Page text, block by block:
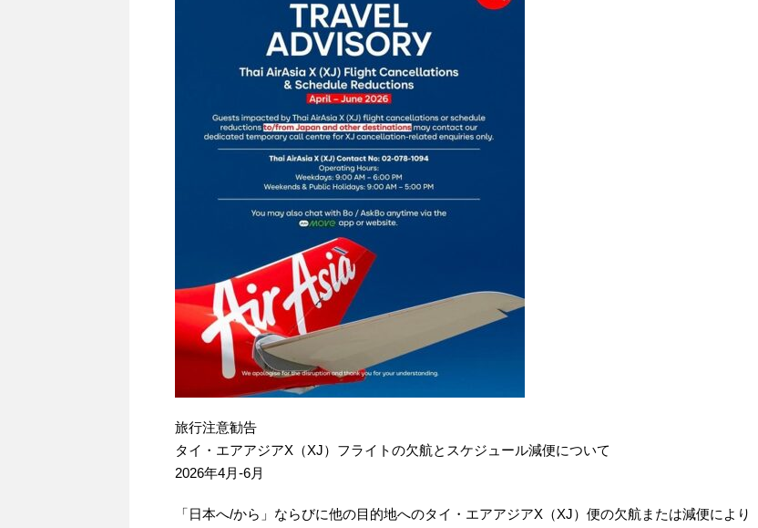
旅行注意勧告
タイ・エアアジアX（XJ）フライトの欠航とスケジュール減便について
2026年4月‐6月
「日本へ/から」ならびに他の目的地へのタイ・エアアジアX（XJ）便の欠航または減便により